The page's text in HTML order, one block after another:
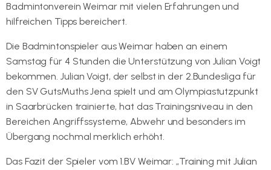
Badmintonverein Weimar mit vielen Erfahrungen und
hilfreichen Tipps bereichert.
Die Badmintonspieler aus Weimar haben an einem
Samstag für 4 Stunden die Unterstützung von Julian Voigt
bekommen. Julian Voigt, der selbst in der 2.Bundesliga für
den SV GutsMuths Jena spielt und am Olympiastutzpunkt
in Saarbrücken trainierte, hat das Trainingsniveau in den
Bereichen Angriffssysteme, Abwehr und besonders im
Übergang nochmal merklich erhöht.
Das Fazit der Spieler vom 1.BV Weimar: „Training mit Julian